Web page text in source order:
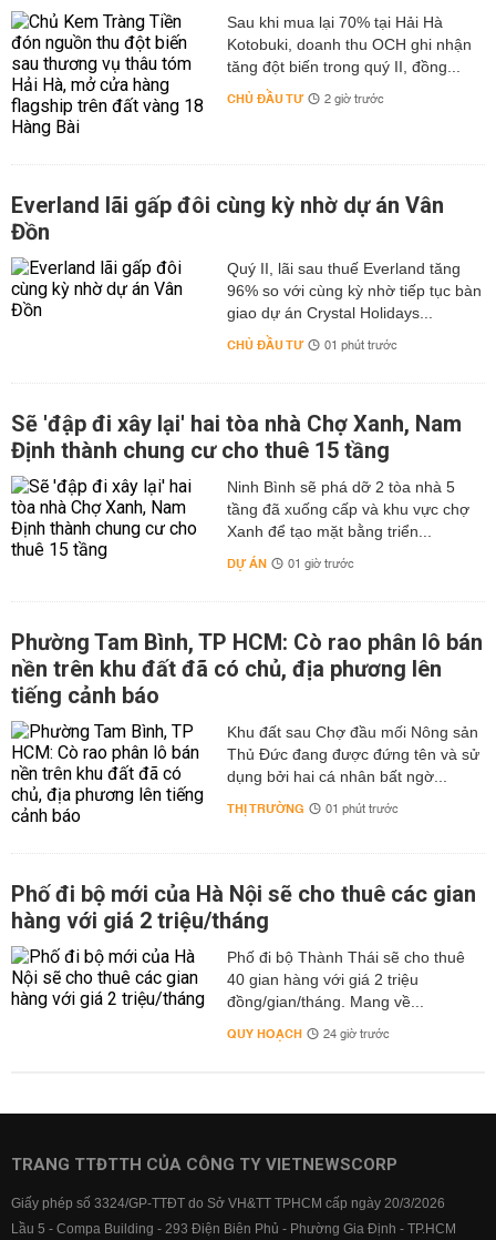
Sau khi mua lại 70% tại Hải Hà
Kotobuki, doanh thu OCH ghi nhận
tăng đột biến trong quý II, đồng...
CHỦ ĐẦU TƯ 2 giờ trước
Everland lãi gấp đôi cùng kỳ nhờ dự án Vân
Đồn
Quý II, lãi sau thuế Everland tăng
96% so với cùng kỳ nhờ tiếp tục bàn
giao dự án Crystal Holidays...
CHỦ ĐẦU TƯ 01 phút trước
Sẽ 'đập đi xây lại' hai tòa nhà Chợ Xanh, Nam
Định thành chung cư cho thuê 15 tầng
Ninh Bình sẽ phá dỡ 2 tòa nhà 5
tầng đã xuống cấp và khu vực chợ
Xanh để tạo mặt bằng triển...
DỰ ÁN 01 giờ trước
Phường Tam Bình, TP HCM: Cò rao phân lô bán
nền trên khu đất đã có chủ, địa phương lên
tiếng cảnh báo
Khu đất sau Chợ đầu mối Nông sản
Thủ Đức đang được đứng tên và sử
dụng bởi hai cá nhân bất ngờ...
THỊ TRƯỜNG 01 phút trước
Phố đi bộ mới của Hà Nội sẽ cho thuê các gian
hàng với giá 2 triệu/tháng
Phố đi bộ Thành Thái sẽ cho thuê
40 gian hàng với giá 2 triệu
đồng/gian/tháng. Mang về...
QUY HOẠCH 24 giờ trước
TRANG TTĐTTH CỦA CÔNG TY VIETNEWSCORP
Giấy phép số 3324/GP-TTĐT do Sở VH&TT TPHCM cấp ngày 20/3/2026
Lầu 5 - Compa Building - 293 Điện Biên Phủ - Phường Gia Định - TP.HCM